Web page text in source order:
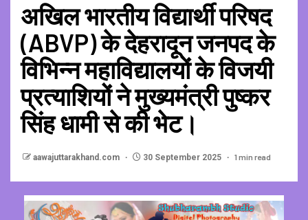
अखिल भारतीय विद्यार्थी परिषद
(ABVP) के देहरादून जनपद के
विभिन्न महाविद्यालयों के विजयी
प्रत्याशियों ने मुख्यमंत्री पुष्कर
सिंह धामी से की भेट।
aawajuttarakhand.com 30 September 2025 1 min read